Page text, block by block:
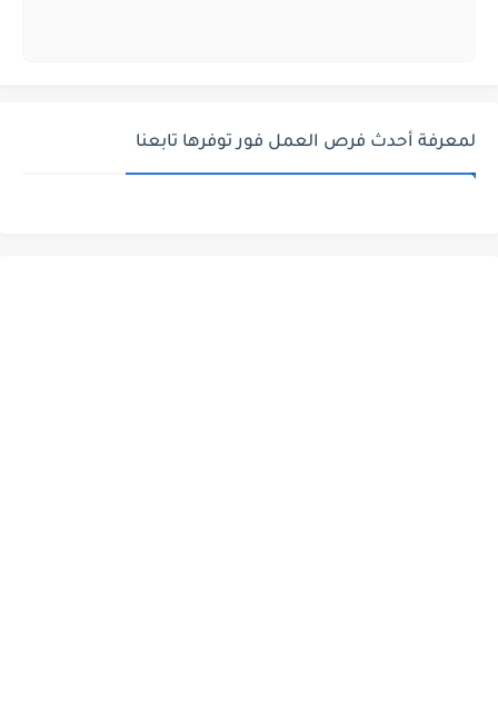
لمعرفة أحدث فرص العمل فور توفرها تابعنا